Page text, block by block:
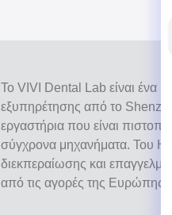
Το VIVI Dental Lab είναι ένα
εξυπηρέτησης από το
εργαστήρια που είναι
σύγχρονα μηχανήματα. Του Η
διεκπεραίωσης και
από τις αγορές της Ευρώπης